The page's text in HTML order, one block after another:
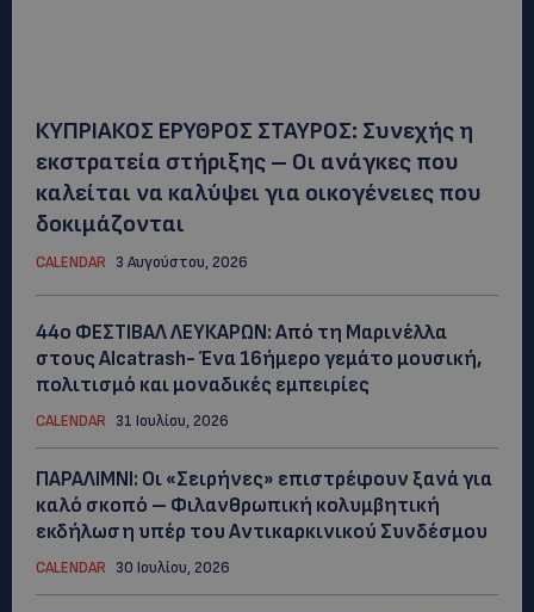
ΚΥΠΡΙΑΚΟΣ ΕΡΥΘΡΟΣ ΣΤΑΥΡΟΣ: Συνεχής η
εκστρατεία στήριξης – Οι ανάγκες που
καλείται να καλύψει για οικογένειες που
δοκιμάζονται
CALENDAR 3 Αυγούστου, 2026
44ο ΦΕΣΤΙΒΑΛ ΛΕΥΚΑΡΩΝ: Από τη Μαρινέλλα
στους Alcatrash- Ένα 16ήμερο γεμάτο μουσική,
πολιτισμό και μοναδικές εμπειρίες
CALENDAR 31 Ιουλίου, 2026
ΠΑΡΑΛΙΜΝΙ: Οι «Σειρήνες» επιστρέφουν ξανά για
καλό σκοπό – Φιλανθρωπική κολυμβητική
εκδήλωση υπέρ του Αντικαρκινικού Συνδέσμου
CALENDAR 30 Ιουλίου, 2026